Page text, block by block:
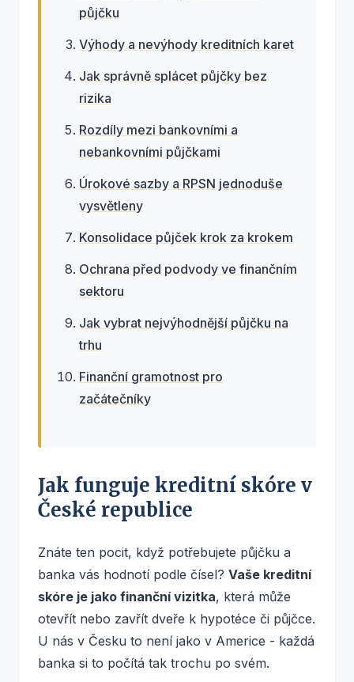
půjčku
Výhody a nevýhody kreditních karet
Jak správně splácet půjčky bez
rizika
Rozdíly mezi bankovními a
nebankovními půjčkami
Úrokové sazby a RPSN jednoduše
vysvětleny
Konsolidace půjček krok za krokem
Ochrana před podvody ve finančním
sektoru
Jak vybrat nejvýhodnější půjčku na
trhu
Finanční gramotnost pro
začátečníky
Jak funguje kreditní skóre v
České republice
Znáte ten pocit, když potřebujete půjčku a
banka vás hodnotí podle čísel? Vaše kreditní
skóre je jako finanční vizitka, která může
otevřít nebo zavřít dveře k hypotéce či půjčce.
U nás v Česku to není jako v Americe - každá
banka si to počítá tak trochu po svém.